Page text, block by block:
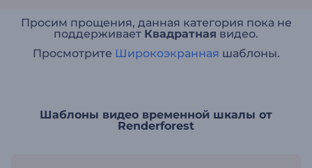
Просим прощения, данная категория пока не
поддерживает Квадратная видео.
Просмотрите Широкоэкранная шаблоны.
Шаблоны видео временной шкалы от
Renderforest